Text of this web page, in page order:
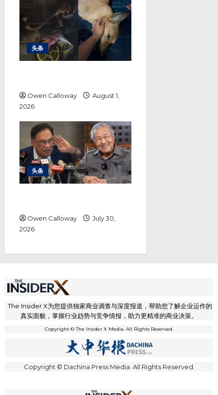
头条
Owen Calloway
August 1,
2026
头条
Owen Calloway
July 30,
2026
The Insider X为您提供独家商业调查与深度报道，帮助您了解企业运作的
真实面貌，掌握行业趋势与竞争情报，助力更精准的商业决策。
Copyright © The Insider X Media. All Rights Reserved.
Copyright © Dachina Press Media. All Rights Reserved.